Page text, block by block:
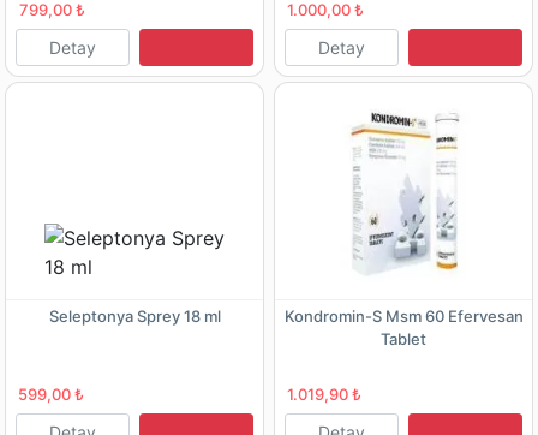
799,00 ₺
Detay
1.000,00 ₺
Detay
Seleptonya Sprey 18 ml
599,00 ₺
Kondromin-S Msm 60 Efervesan
Tablet
1.019,90 ₺